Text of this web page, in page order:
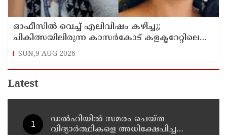
ഓഫീസില്‍ വെച്ച് എലിവിഷം കഴിച്ചു;
ചികിത്സയിലിരുന്ന കാസര്‍കോട് കളക്ടറേറ്റിലെ
സീനിയര്‍ ക്ലര്‍ക്ക് മരിച്ചു
SUN,9 AUG 2026
Latest
ഡൽഹിയിൽ സമരം ചെയ്ത
വിദ്യാർത്ഥികളെ അധിക്ഷേപിച്ച